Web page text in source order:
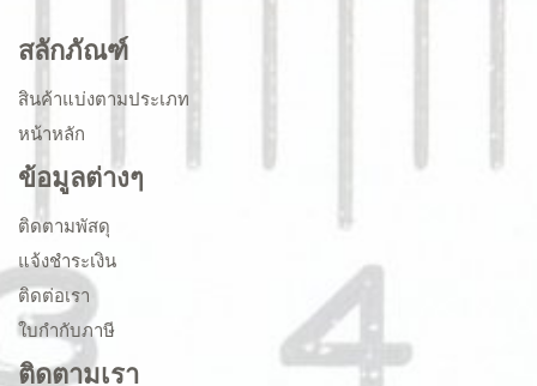
สลักภัณฑ์
สินค้าแบ่งตามประเภท
หน้าหลัก
ข้อมูลต่างๆ
ติดตามพัสดุ
แจ้งชำระเงิน
ติดต่อเรา
ใบกำกับภาษี
ติดตามเรา